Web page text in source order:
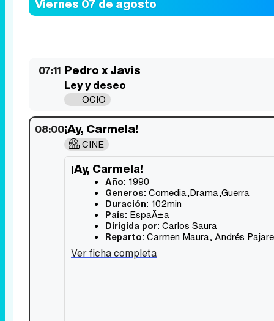
Viernes 07 de agosto
07:11 Pedro x Javis
Ley y deseo
OCIO
08:00¡Ay, Carmela!
CINE
¡Ay, Carmela!
Año: 1990
Generos: Comedia,Drama,Guerra
Duración: 102min
País: EspaÃ±a
Dirigida por: Carlos Saura
Reparto: Carmen Maura,Andrés
Ver ficha completa